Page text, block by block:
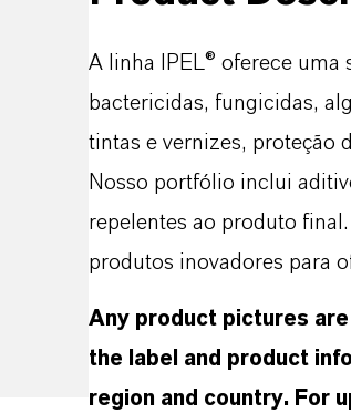
A linha IPEL® oferece
bactericidas, fungicidas,
tintas e vernizes, proteção
Nosso portfólio inclui
repelentes ao produto
produtos inovadores para
Any product pictures
the label and product
region and country. For